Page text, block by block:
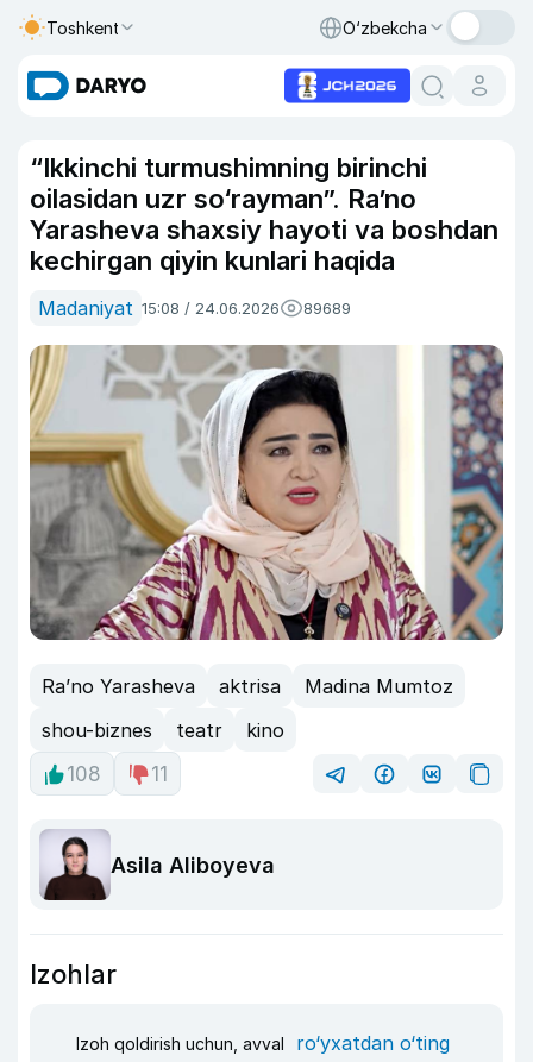
Toshkent O‘zbekcha
“Ikkinchi turmushimning birinchi
oilasidan uzr so‘rayman”. Ra’no
Yarasheva shaxsiy hayoti va boshdan
kechirgan qiyin kunlari haqida
Madaniyat 15:08 / 24.06.2026 89689
Ra’no Yarasheva aktrisa
Madina Mumtoz
shou-biznes
teatr
kino
108
11
Asila Aliboyeva
Izohlar
Izoh qoldirish uchun, avval ro‘yxatdan o‘ting